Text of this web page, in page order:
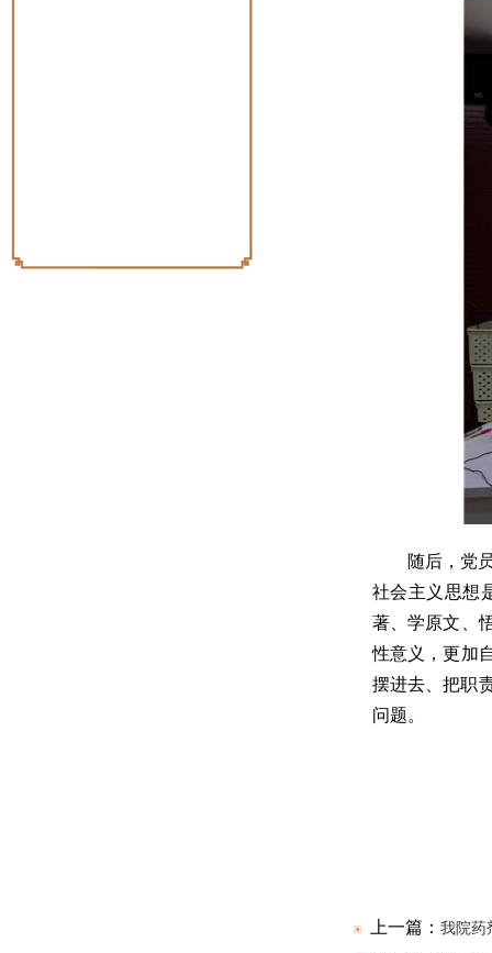
随后，党
社会主义思想
著、学原文、
性意义，更加
摆进去、把职
问题。
上一篇： 我院药